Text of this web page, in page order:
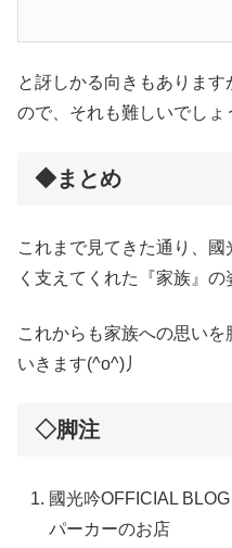
と訝しかる向きもありま
ので、それも難しいでしょ
◆まとめ
これまで見てきた通り、
く支えてくれた『家族』の
これからも家族への思い
いきます(^o^)丿
◇脚注
國光吟OFFICIAL
パーカーのお店